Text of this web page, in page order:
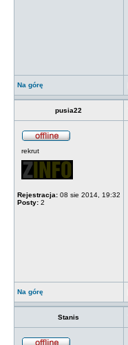
Na górę
pusia22
rekrut
Rejestracja: 08 sie 2014, 19:32
Posty: 2
Na górę
Stanis